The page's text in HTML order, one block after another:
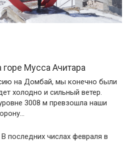
Мусса Ачитара
на Домбай, мы конечно были
холодно и сильный ветер.
3008 м превзошла наши
последних числах февраля в